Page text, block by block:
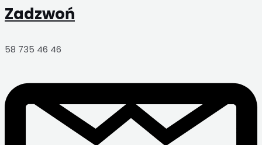
Zadzwoń
58 735 46 46